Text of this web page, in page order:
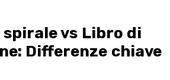
spirale vs Libro di
Differenze chiave